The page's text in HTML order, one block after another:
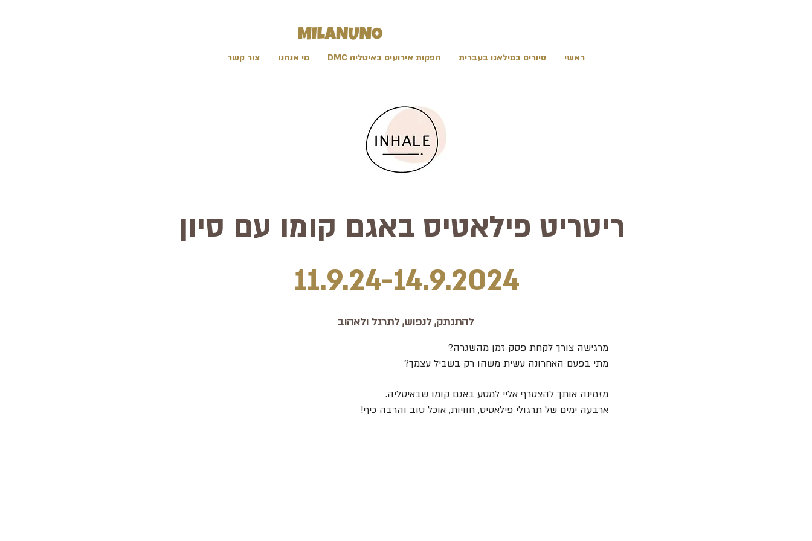
ראשי סיורים במילאנו בעברית הפקות אירועים באיטליה DMC מי אנחנו צור קשר
ריטריט פילאטיס באגם קומו עם סיון
11.9.24-14.9.2024
להתנתק, לנפוש, לתרגל ולאהוב
מרגישה צורך לקחת פסק זמן מהשגרה?
מתי בפעם האחרונה עשית משהו רק בשביל עצמך?
מזמינה אותך להצטרף אליי למסע באגם קומו שבאיטליה.
ארבעה ימים של תרגולי פילאטיס, חוויות, אוכל טוב והרבה כיף!